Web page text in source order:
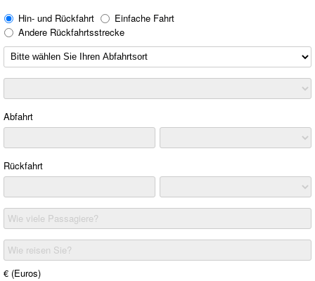
Hin- und Rückfahrt
Einfache Fahrt
Andere Rückfahrtsstrecke
Abfahrt
Rückfahrt
Wie viele Passagiere?
Wie reisen Sie?
€ (Euros)